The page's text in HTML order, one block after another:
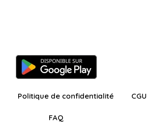
Politique de confidentialité CGU
FAQ